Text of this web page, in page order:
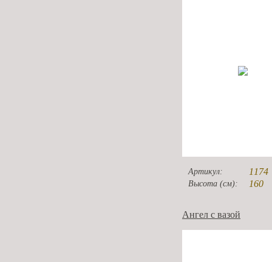
Артикул: 1174
Высота (см): 160
Ангел с вазой